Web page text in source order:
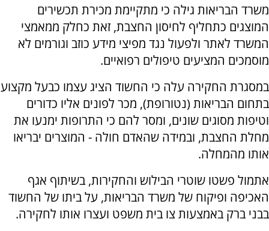
משרד הבריאות גילה כי מתקיימת מכירת תכשירים
המוצגים כתחליף לחיסון החצבת, זאת כחלק ממאמצי
המשרד לאתר ולפעול נגד מפיצי מידע כוזב וגורמים לא
מוסמכים המציעים טיפולים רפואיים.
במסגרת החקירה עלה כי החשוד הציג עצמו כבעל מקצוע
בתחום הבריאות (נטורופת), מכר לפונים אליו כדורים
וטיפות מסוגים שונים, ומסר להם כי התרופות ימנעו את
מחלת החצבת, ובמידה שהאדם חולה - המוצרים יבריאו
אותו מהמחלה.
אתמול פשטו שוטרי הבילוש והחקירות, בשיתוף אגף
האכיפה ופיקוח של משרד הבריאות, על ביתו של החשוד
בבני ברק באמצעות צו בית משפט ועצרו אותו לחקירה.